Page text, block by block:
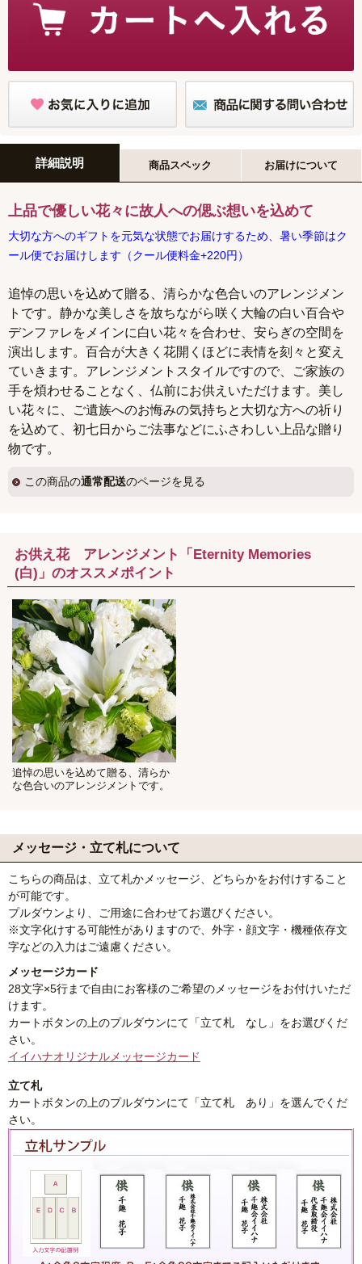
詳細説明 商品スペック お届けについて
上品で優しい花々に故人への偲ぶ想いを込めて
大切な方へのギフトを元気な状態でお届けするため、暑い季節はク
ール便でお届けします（クール便料金+220円）
追悼の思いを込めて贈る、清らかな色合いのアレンジメン
トです。静かな美しさを放ちながら咲く大輪の白い百合や
デンファレをメインに白い花々を合わせ、安らぎの空間を
演出します。百合が大きく花開くほどに表情を刻々と変え
ていきます。アレンジメントスタイルですので、ご家族の
手を煩わせることなく、仏前にお供えいただけます。美し
い花々に、ご遺族へのお悔みの気持ちと大切な方への祈り
を込めて、初七日からご法事などにふさわしい上品な贈り
物です。
この商品の通常配送のページを見る
お供え花 アレンジメント「Eternity Memories
(白)」のオススメポイント
追悼の思いを込めて贈る、清らか
な色合いのアレンジメントです。
メッセージ・立て札について
こちらの商品は、立て札かメッセージ、どちらかをお付けすること
が可能です。
プルダウンより、ご用途に合わせてお選びください。
※文字化けする可能性がありますので、外字・顔文字・機種依存文
字などの入力はご遠慮ください。
メッセージカード
28文字×5行まで自由にお客様のご希望のメッセージをお付けいただ
けます。
カートボタンの上のプルダウンにて「立て札 なし」をお選びくだ
さい。
イイハナオリジナルメッセージカード
立て札
カートボタンの上のプルダウンにて「立て札 あり」を選んでくだ
さい。